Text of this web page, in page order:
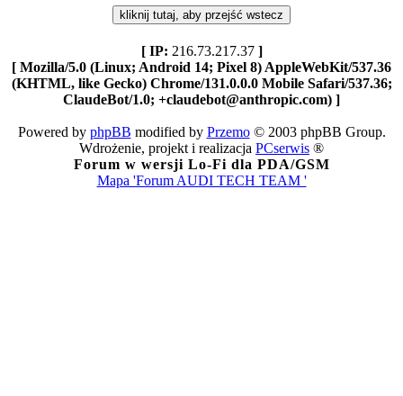
[ IP: 216.73.217.37 ]
[ Mozilla/5.0 (Linux; Android 14; Pixel 8) AppleWebKit/537.36
(KHTML, like Gecko) Chrome/131.0.0.0 Mobile Safari/537.36;
ClaudeBot/1.0; +claudebot@anthropic.com) ]
Powered by phpBB modified by Przemo© 2003 phpBB Group.
Wdrożenie, projekt i realizacja PCserwis ®
Forum w wersji Lo-Fi dla PDA/GSM
Mapa 'Forum AUDI TECH TEAM '